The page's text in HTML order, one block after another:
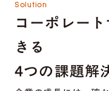
Solution
コーポレー
きる
4つの課題解